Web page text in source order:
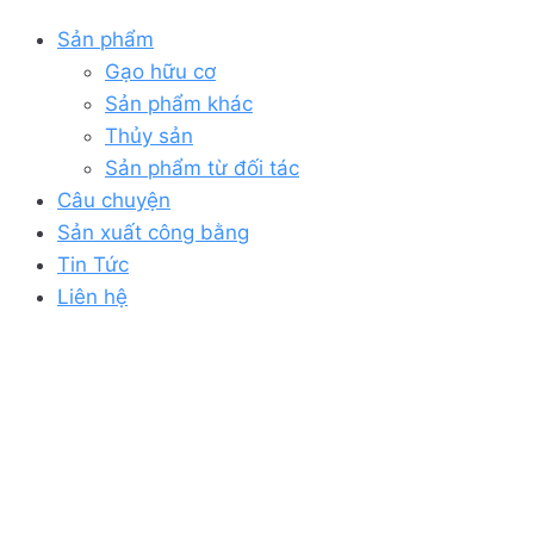
Sản phẩm
Gạo hữu cơ
Sản phẩm khác
Thủy sản
Sản phẩm từ đối tác
Câu chuyện
Sản xuất công bằng
Tin Tức
Liên hệ